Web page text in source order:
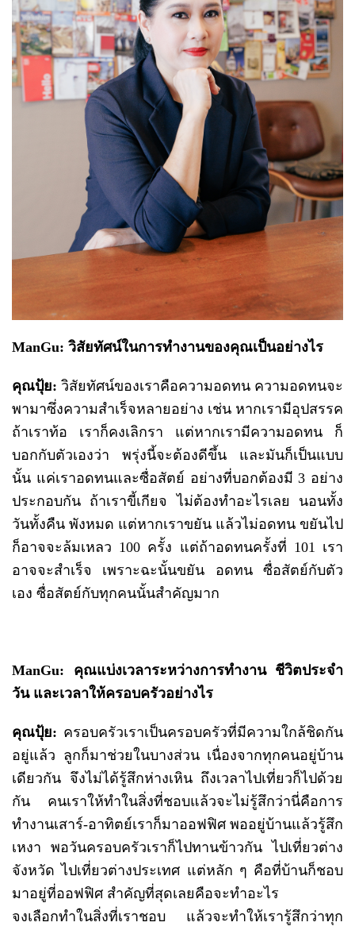
ManGu: วิสัยทัศน์ในการทำงานของคุณเป็นอย่างไร
คุณปุ้ย: วิสัยทัศน์ของเราคือความอดทน ความอดทนจะ
พามาซึ่งความสำเร็จหลายอย่าง เช่น หากเรามีอุปสรรค
ถ้าเราท้อ เราก็คงเลิกรา แต่หากเรามีความอดทน ก็
บอกกับตัวเองว่า พรุ่งนี้จะต้องดีขึ้น และมันก็เป็นแบบ
นั้น แค่เราอดทนและซื่อสัตย์ อย่างที่บอกต้องมี 3 อย่าง
ประกอบกัน ถ้าเราขี้เกียจ ไม่ต้องทำอะไรเลย นอนทั้ง
วันทั้งคืน พังหมด แต่หากเราขยัน แล้วไม่อดทน ขยันไป
ก็อาจจะล้มเหลว 100 ครั้ง แต่ถ้าอดทนครั้งที่ 101 เรา
อาจจะสำเร็จ เพราะฉะนั้นขยัน อดทน ซื่อสัตย์กับตัว
เอง ซื่อสัตย์กับทุกคนนั้นสำคัญมาก
ManGu: คุณแบ่งเวลาระหว่างการทำงาน ชีวิตประจำ
วัน และเวลาให้ครอบครัวอย่างไร
คุณปุ้ย: ครอบครัวเราเป็นครอบครัวที่มีความใกล้ชิดกัน
อยู่แล้ว ลูกก็มาช่วยในบางส่วน เนื่องจากทุกคนอยู่บ้าน
เดียวกัน จึงไม่ได้รู้สึกห่างเหิน ถึงเวลาไปเที่ยวก็ไปด้วย
กัน คนเราให้ทำในสิ่งที่ชอบแล้วจะไม่รู้สึกว่านี่คือการ
ทำงานเสาร์-อาทิตย์เราก็มาออฟฟิศ พออยู่บ้านแล้วรู้สึก
เหงา พอวันครอบครัวเราก็ไปทานข้าวกัน ไปเที่ยวต่าง
จังหวัด ไปเที่ยวต่างประเทศ แต่หลัก ๆ คือที่บ้านก็ชอบ
มาอยู่ที่ออฟฟิศ สำคัญที่สุดเลยคือจะทำอะไร
จงเลือกทำในสิ่งที่เราชอบ แล้วจะทำให้เรารู้สึกว่าทุก